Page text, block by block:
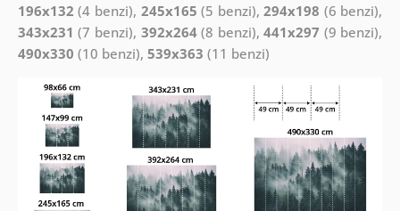
196x132 (4 benzi), 245x165 (5 benzi),294x198 (6 benzi),
343x231 (7 benzi), 392x264(8 benzi),441x297 (9 benzi),
490x330 (10 benzi), 539x363 (11 benzi)